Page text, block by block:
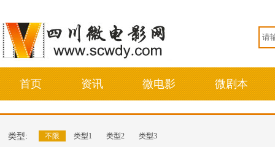
首页 资讯 微电影 微剧本
类型: 不限 类型1 类型2 类型3